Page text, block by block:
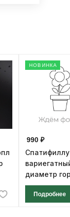
НОВИНКА
990 ₽
диаметр
см, высота
Подробнее